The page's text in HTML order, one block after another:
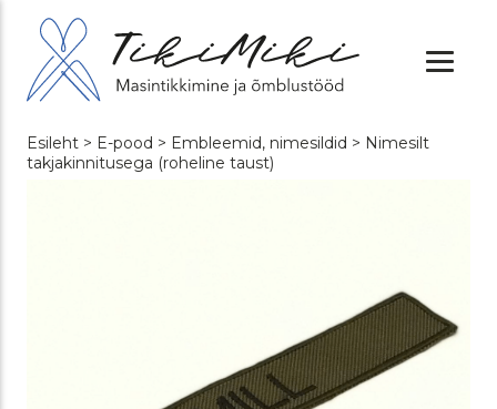
Esileht > E-pood > Embleemid, nimesildid > Nimesilt
takjakinnitusega (roheline taust)